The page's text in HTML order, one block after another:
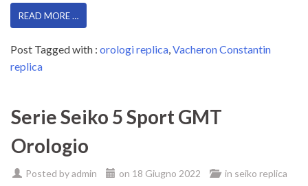
READ MORE …
Post Tagged with : orologi replica,Vacheron Constantin
replica
Serie Seiko 5 Sport GMT
Orologio
Posted byadmin on 18 Giugno 2022 in seiko replica